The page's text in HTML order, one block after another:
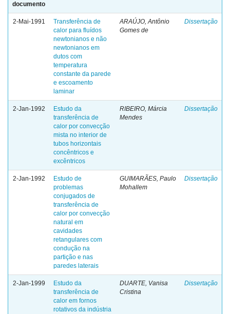
documento
2-Mai-1991
Transferência de
calor para fluídos
newtonianos e não
newtonianos em
dutos com
temperatura
constante da parede
e escoamento
laminar
ARAÚJO, Antônio
Gomes de
Dissertação
2-Jan-1992
Estudo da
transferência de
calor por convecção
mista no interior de
tubos horizontais
concêntricos e
excêntricos
RIBEIRO, Márcia
Mendes
Dissertação
2-Jan-1992
Estudo de
problemas
conjugados de
transferência de
calor por convecção
natural em
cavidades
retangulares com
condução na
partição e nas
paredes laterais
GUIMARÃES, Paulo
Mohallem
Dissertação
2-Jan-1999
Estudo da
transferência de
calor em fornos
rotativos da indústria
DUARTE, Vanisa
Cristina
Dissertação